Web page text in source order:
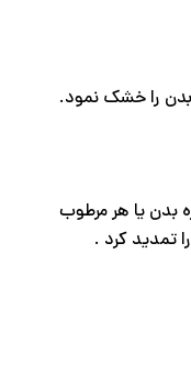
را خشک نمود.
بدن یا هر مرطوب
تمدید کرد .